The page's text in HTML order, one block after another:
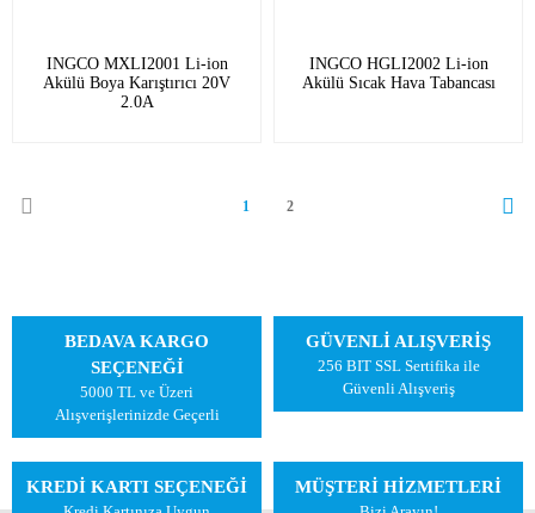
INGCO MXLI2001 Li-ion
Akülü Boya Karıştırıcı 20V
2.0A
INGCO HGLI2002 Li-ion
Akülü Sıcak Hava Tabancası
1 2
BEDAVA KARGO
SEÇENEĞİ
5000 TL ve Üzeri
Alışverişlerinizde Geçerli
GÜVENLİ ALIŞVERİŞ
256 BIT SSL Sertifika ile
Güvenli Alışveriş
KREDİ KARTI SEÇENEĞİ MÜŞTERİ HİZMETLERİ